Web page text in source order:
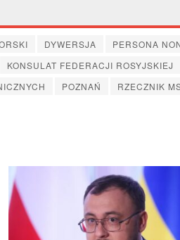
DYWERSJA PERSONA
KONSULAT FEDERACJI ROSYJSKIEJ
POZNAŃ RZECZNIK